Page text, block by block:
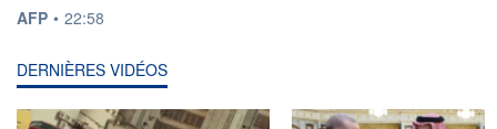
INFORMATION FOURNIE PAR
AFP • 22:58
DERNIÈRES VIDÉOS